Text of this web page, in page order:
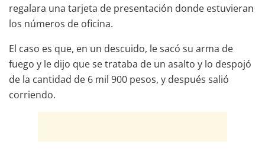
regalara una tarjeta de presentación donde estuvieran
los números de oficina.
El caso es que, en un descuido, le sacó su arma de
fuego y le dijo que se trataba de un asalto y lo despojó
de la cantidad de 6 mil 900 pesos, y después salió
corriendo.